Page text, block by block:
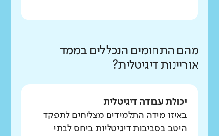
מהם התחומים הנכללים בממד
אוריינות דיגיטלית?
יכולת עבודה דיגיטלית
באיזו מידה התלמידים מצליחים לתפקד
היטב בסביבות דיגיטליות ביחס לבתי